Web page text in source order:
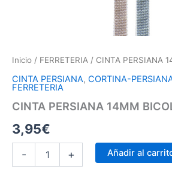
Inicio / FERRETERIA / CINTA PERSIANA
CINTA PERSIANA, CORTINA-
FERRETERIA
CINTA PERSIANA 14MM
3,95€
- + Añadir al